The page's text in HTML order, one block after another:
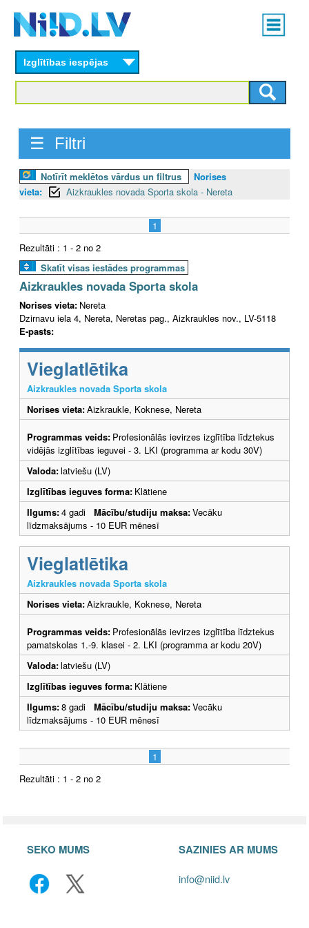
content
Main
menu
Izglītības iespējas
☰ Filtri
Notīrīt meklētos vārdus un filtrus
Norises
vieta:
Aizkraukles novada Sporta skola - Nereta
1
Rezultāti : 1 - 2 no 2
Skatīt visas iestādes programmas
Aizkraukles novada Sporta skola
Norises vieta: Nereta
Dzirnavu iela 4, Nereta, Neretas pag., Aizkraukles nov., LV-5118
E-pasts:
Vieglatlētika
Aizkraukles novada Sporta skola
Norises vieta:Aizkraukle, Koknese, Nereta
Programmas veids: Profesionālās ievirzes izglītība līdztekus
vidējās izglītības ieguvei - 3. LKI (programma ar kodu 30V)
Valoda:latviešu (LV)
Izglītības ieguves forma: Klātiene
Ilgums:4 gadi Mācību/studiju maksa:Vecāku
līdzmaksājums - 10 EUR mēnesī
Vieglatlētika
Aizkraukles novada Sporta skola
Norises vieta:Aizkraukle, Koknese, Nereta
Programmas veids: Profesionālās ievirzes izglītība līdztekus
pamatskolas 1.-9. klasei - 2. LKI (programma ar kodu 20V)
Valoda:latviešu (LV)
Izglītības ieguves forma: Klātiene
Ilgums:8 gadi Mācību/studiju maksa:Vecāku
līdzmaksājums - 10 EUR mēnesī
1
Rezultāti : 1 - 2 no 2
SEKO MUMS SAZINIES AR MUMS
info@niid.lv